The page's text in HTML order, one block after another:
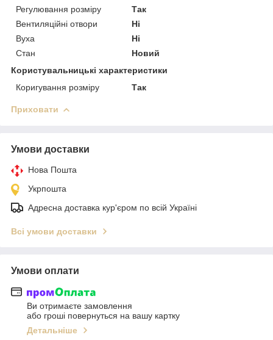
Регулювання розміру
Так
Вентиляційні отвори
Ні
Вуха
Ні
Стан
Новий
Користувальницькі характеристики
Коригування розміру
Так
Приховати
Умови доставки
Нова Пошта
Укрпошта
Адресна доставка кур'єром по всій Україні
Всі умови доставки
Умови оплати
Ви отримаєте замовлення
або гроші повернуться на вашу картку
Детальніше